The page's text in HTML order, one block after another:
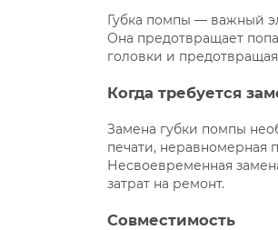
Губка помпы — важный
Она предотвращает
головки и
Когда требуется
Замена губки помпы
печати, неравномерная
Несвоевременная
затрат на ремонт.
Совместимость